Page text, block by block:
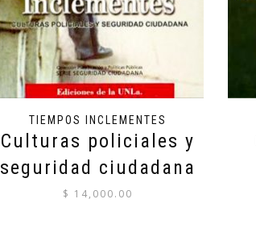
TIEMPOS INCLEMENTES
Culturas policiales y
seguridad ciudadana
$ 14,000.00